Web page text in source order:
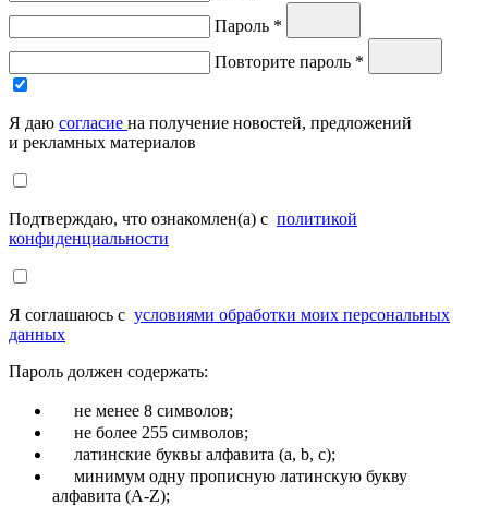
Пароль *
Повторите пароль *
Я даю согласие на получение новостей, предложений
и рекламных материалов
Подтверждаю, что ознакомлен(а) с политикой
конфиденциальности
Я соглашаюсь с условиями обработки моих персональных
данных
Пароль должен содержать:
не менее 8 символов;
не более 255 символов;
латинские буквы алфавита (a, b, c);
минимум одну прописную латинскую букву
алфавита (A-Z);